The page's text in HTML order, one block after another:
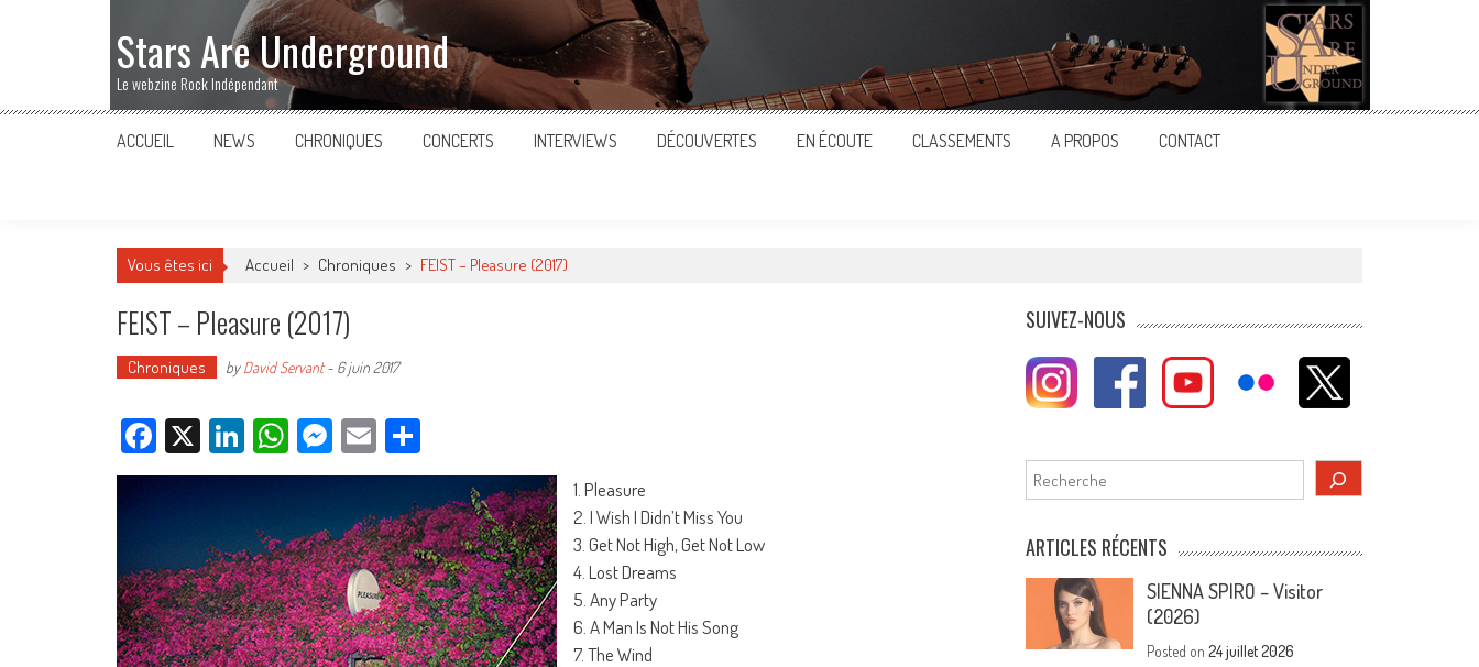
Stars Are Underground
Le webzine Rock Indépendant
ACCUEIL NEWS CHRONIQUES CONCERTS INTERVIEWS DÉCOUVERTES EN ÉCOUTE CLASSEMENTS A PROPOS CONTACT
Vous êtes ici Accueil > Chroniques > FEIST – Pleasure (2017)
FEIST – Pleasure (2017)
Chroniques byDavid Servant- 6 juin 2017
Facebook
X LinkedIn
WhatsApp
Messenger
Email
1. Pleasure
2. I Wish I Didn’t Miss You
3. Get Not High, Get Not Low
4. Lost Dreams
5. Any Party
6. A Man Is Not His Song
7. The Wind
SUIVEZ-NOUS
Rechercher
ARTICLES RÉCENTS
SIENNA SPIRO – Visitor
(2026)
Posted on24 juillet 2026